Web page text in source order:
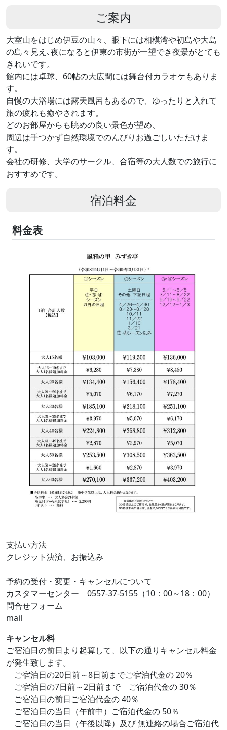
ご案内
大室山をはじめ伊豆の山々、眼下には相模湾や初島や大島
の島々見え､夜になると伊東の市街が一望でき夜景がとても
きれいです。
館内には卓球、60帖の大広間には舞台付カラオケもありま
す。
自慢の大浴場には露天風呂もあるので、ゆったりと入れて
旅の疲れも癒やされます。
どのお部屋からも眺めの良い景色が望め、
周辺は手つかず自然環境でのんびりお過ごしいただけま
す。
会社の研修、大学のサークル、合宿等の大人数での旅行に
おすすめです。
宿泊料金
料金表
支払い方法
クレジット決済、お振込み
予約の受付・変更・キャンセルについて
カスタマーセンター 0557-37-5155（10：00～18：00）
問合せフォーム
mail
キャンセル料
ご宿泊日の前日より起算して、以下の通りキャンセル料金
が発生致します。
ご宿泊日の20日前～8日前までご宿泊代金の 20％
ご宿泊日の7日前～2日前まで ご宿泊代金の 30％
ご宿泊日の前日ご宿泊代金の 40％
ご宿泊日の当日（午前中）ご宿泊代金の 50％
ご宿泊日の当日（午後以降）及び 無連絡の場合ご宿泊代